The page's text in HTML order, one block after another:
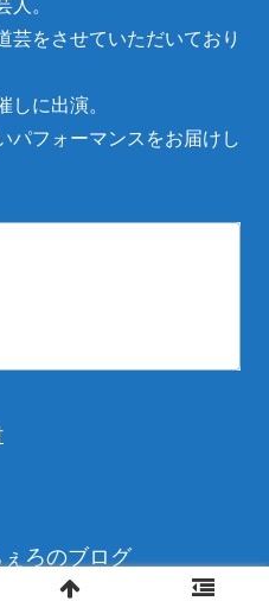
人。
芸をさせていただいており
しに出演。
パフォーマンスをお届けし
ろのブログ
ちぇろのブログ.